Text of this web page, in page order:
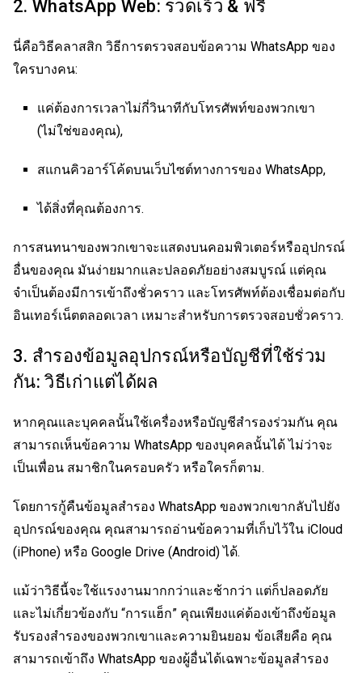
2. WhatsApp Web: รวดเร็ว & ฟรี
นี่คือวิธีคลาสสิก วิธีการตรวจสอบข้อความ WhatsApp ของ
ใครบางคน:
แค่ต้องการเวลาไม่กี่วินาทีกับโทรศัพท์ของพวกเขา
(ไม่ใช่ของคุณ),
สแกนคิวอาร์โค้ดบนเว็บไซต์ทางการของ WhatsApp,
ได้สิ่งที่คุณต้องการ.
การสนทนาของพวกเขาจะแสดงบนคอมพิวเตอร์หรืออุปกรณ์
อื่นของคุณ มันง่ายมากและปลอดภัยอย่างสมบูรณ์ แต่คุณ
จำเป็นต้องมีการเข้าถึงชั่วคราว และโทรศัพท์ต้องเชื่อมต่อกับ
อินเทอร์เน็ตตลอดเวลา เหมาะสำหรับการตรวจสอบชั่วคราว.
3. สำรองข้อมูลอุปกรณ์หรือบัญชีที่ใช้ร่วม
กัน: วิธีเก่าแต่ได้ผล
หากคุณและบุคคลนั้นใช้เครื่องหรือบัญชีสำรองร่วมกัน คุณ
สามารถเห็นข้อความ WhatsApp ของบุคคลนั้นได้ ไม่ว่าจะ
เป็นเพื่อน สมาชิกในครอบครัว หรือใครก็ตาม.
โดยการกู้คืนข้อมูลสำรอง WhatsApp ของพวกเขากลับไปยัง
อุปกรณ์ของคุณ คุณสามารถอ่านข้อความที่เก็บไว้ใน iCloud
(iPhone) หรือ Google Drive (Android) ได้.
แม้ว่าวิธีนี้จะใช้แรงงานมากกว่าและช้ากว่า แต่ก็ปลอดภัย
และไม่เกี่ยวข้องกับ “การแฮ็ก” คุณเพียงแค่ต้องเข้าถึงข้อมูล
รับรองสำรองของพวกเขาและความยินยอม ข้อเสียคือ คุณ
สามารถเข้าถึง WhatsApp ของผู้อื่นได้เฉพาะข้อมูลสำรอง